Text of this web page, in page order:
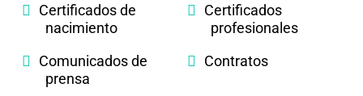
Certificados de
nacimiento
Certificados
profesionales
Comunicados de
prensa
Contratos